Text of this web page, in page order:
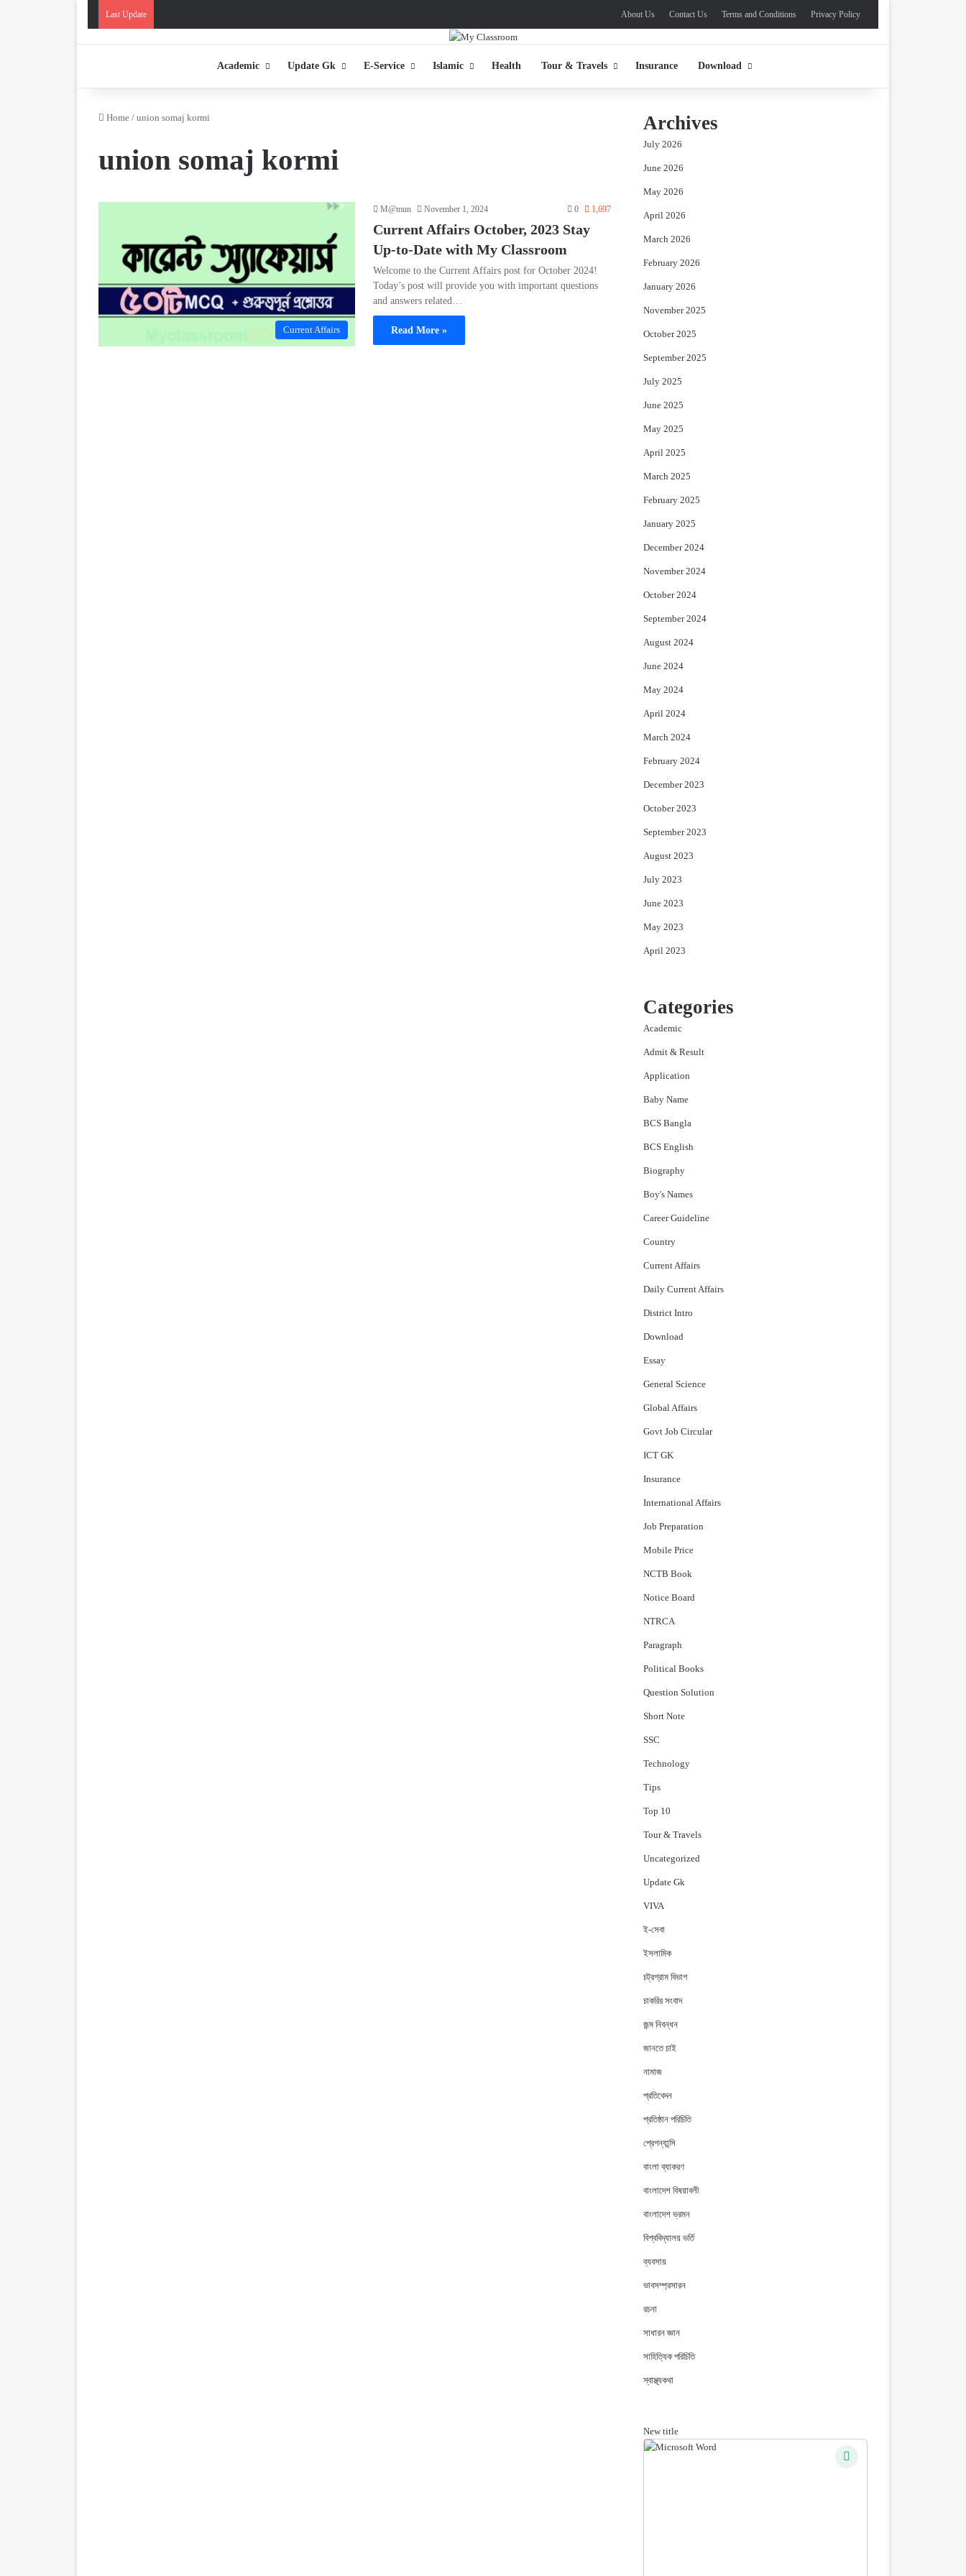
Last Update About Us Contact Us Terms and Conditions Privacy Policy
Academic Update Gk E-Service Islamic Health Tour & Travels Insurance Download
Home / union somaj kormi
union somaj kormi
Current Affairs
M@mun November 1, 2024 0 1,697
Current Affairs October, 2023 Stay
Up-to-Date with My Classroom
Welcome to the Current Affairs post for October 2024!
Today’s post will provide you with important questions
and answers related…
Read More »
Archives
July 2026
June 2026
May 2026
April 2026
March 2026
February 2026
January 2026
November 2025
October 2025
September 2025
July 2025
June 2025
May 2025
April 2025
March 2025
February 2025
January 2025
December 2024
November 2024
October 2024
September 2024
August 2024
June 2024
May 2024
April 2024
March 2024
February 2024
December 2023
October 2023
September 2023
August 2023
July 2023
June 2023
May 2023
April 2023
Categories
Academic
Admit & Result
Application
Baby Name
BCS Bangla
BCS English
Biography
Boy's Names
Career Guideline
Country
Current Affairs
Daily Current Affairs
District Intro
Download
Essay
General Science
Global Affairs
Govt Job Circular
ICT GK
Insurance
International Affairs
Job Preparation
Mobile Price
NCTB Book
Notice Board
NTRCA
Paragraph
Political Books
Question Solution
Short Note
‍SSC
Technology
Tips
Top 10
Tour & Travels
Uncategorized
Update Gk
VIVA
ই-সেবা
ইসলামিক
চট্রগ্রাম বিভাগ
চাকরির সংবাদ
জন্ম নিবন্ধন
জানতে চাই
নামাজ
প্রতিবেদন
প্রতিষ্ঠান পরিচিতি
প্রেগন্যান্সি
বাংলা ব্যাকরণ
বাংলাদেশ বিষয়াবলী
বাংলাদেশ ভ্রমন
বিশ্ববিদ্যালয় ভর্তি
ব্যবসায়
ভাবসম্প্রসারন
রচনা
সাধারন জ্ঞান
সাহিত্যিক পরিচিতি
স্বাস্থ্যকথা
New title